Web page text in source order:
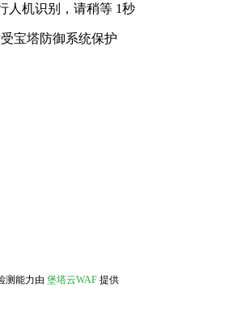
人机识别，请稍等 1秒
宝塔防御系统保护
测能力由 堡塔云WAF 提供